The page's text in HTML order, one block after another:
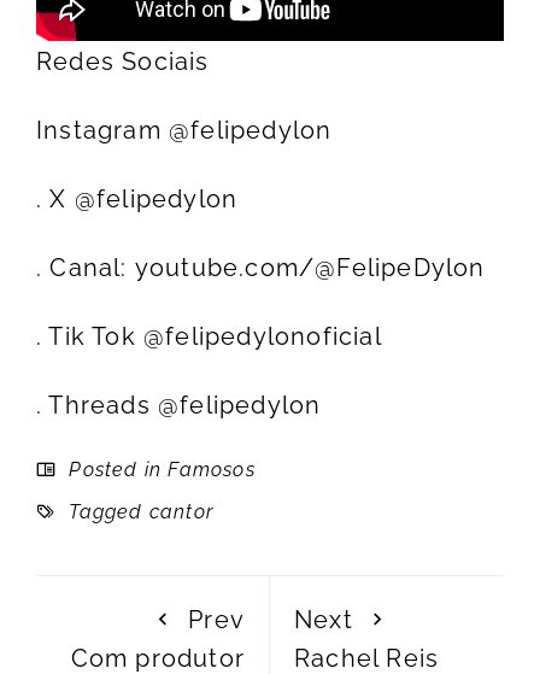
Redes Sociais
Instagram @felipedylon
. X @felipedylon
. Canal: youtube.com/@FelipeDylon
. Tik Tok @felipedylonoficial
. Threads @felipedylon
Posted inFamosos
Tagged cantor
Prev
Com produtor
Next
Rachel Reis